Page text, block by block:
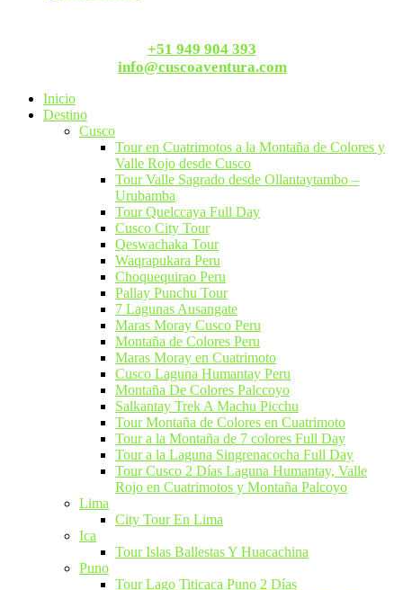
+51 949 904 393
info@cuscoaventura.com
Inicio
Destino
Cusco
Tour en Cuatrimotos a la Montaña de Colores y
Valle Rojo desde Cusco
Tour Valle Sagrado desde Ollantaytambo –
Urubamba
Tour Quelccaya Full Day
Cusco City Tour
Qeswachaka Tour​
Waqrapukara Peru
Choquequirao Peru
Pallay Punchu Tour
7 Lagunas Ausangate
Maras Moray Cusco Peru​
Montaña de Colores Peru​
Maras Moray en Cuatrimoto
Cusco Laguna Humantay Peru
Montaña De Colores Palccoyo
Salkantay Trek A Machu Picchu​
Tour Montaña de Colores en Cuatrimoto
Tour a la Montaña de 7 colores Full Day
Tour a la Laguna Singrenacocha Full Day
Tour Cusco 2 Días Laguna Humantay, Valle
Rojo en Cuatrimotos y Montaña Palcoyo
Lima
City Tour En Lima​
Ica
Tour Islas Ballestas Y Huacachina
Puno
Tour Lago Titicaca​ Puno 2 Días